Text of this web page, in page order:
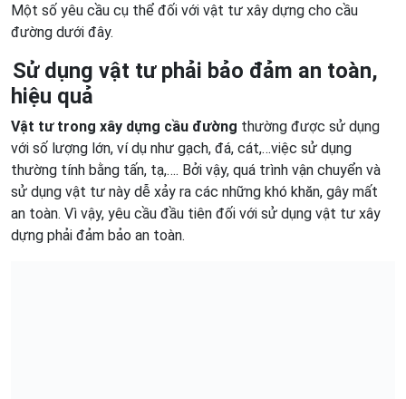
Một số yêu cầu cụ thể đối với vật tư xây dựng cho cầu
đường dưới đây.
Sử dụng vật tư phải bảo đảm an toàn,
hiệu quả
Vật tư trong xây dựng cầu đường thường được sử dụng
với số lượng lớn, ví dụ như gạch, đá, cát,…việc sử dụng
thường tính bằng tấn, tạ,…. Bởi vậy, quá trình vận chuyển và
sử dụng vật tư này dễ xảy ra các những khó khăn, gây mất
an toàn. Vì vậy, yêu cầu đầu tiên đối với sử dụng vật tư xây
dựng phải đảm bảo an toàn.